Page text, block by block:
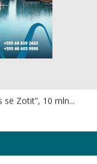
së Zotit”, 10 mln...